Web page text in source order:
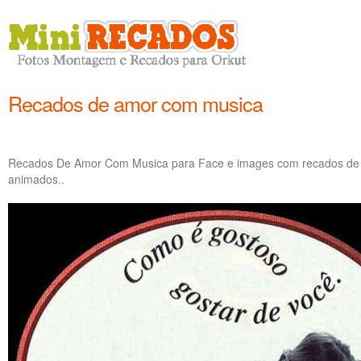
Recados de amor com musica
Recados De Amor Com Musica para Face e images com recados
animados..